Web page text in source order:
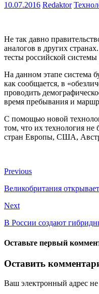
10.07.2016 Redaktor
Не так давно
аналогов в других
тесты российской
На данном этапе система
как сообщается, в
проводить
время пребывания и
С помощью новой
том, что их технология не
стран Европы, США,
Previous
Великобритания
Next
В России создают
Оставьте первый
Оставить
Ваш электронный адрес не